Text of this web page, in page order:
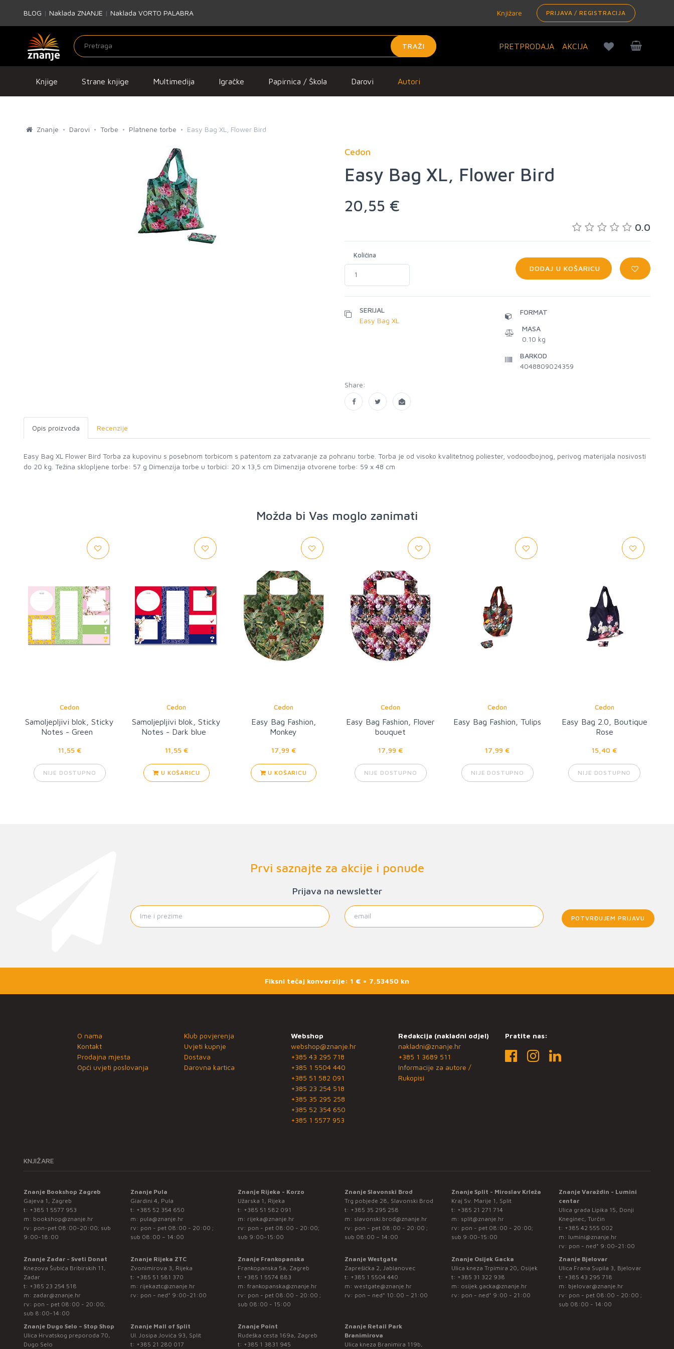
BLOG | Naklada ZNANJE | Naklada VORTO PALABRA Knjižare PRIJAVA / REGISTRACIJA
TRAŽI PRETPRODAJA AKCIJA
Knjige Strane knjige Multimedija Igračke Papirnica / Škola Darovi Autori
Znanje Darovi Torbe Platnene torbe Easy Bag XL, Flower Bird
Cedon
Easy Bag XL, Flower Bird
20,55 €
0.0
Količina
DODAJ U KOŠARICU
SERIJAL
Easy Bag XL
FORMAT
MASA
0.10 kg
BARKOD
4048809024359
Share:
Opis proizvoda Recenzije
Easy Bag XL Flower Bird Torba za kupovinu s posebnom torbicom s patentom za zatvaranje za pohranu torbe. Torba je od visoko kvalitetnog poliester, vodoodbojnog, perivog materijala nosivosti
do 20 kg. Težina sklopljene torbe: 57 g Dimenzija torbe u torbici: 20 x 13,5 cm Dimenzija otvorene torbe: 59 x 48 cm
Možda bi Vas moglo zanimati
Cedon
Samoljepljivi blok, Sticky
Notes - Green
11,55 €
NIJE DOSTUPNO
Cedon
Samoljepljivi blok, Sticky
Notes - Dark blue
11,55 €
U KOŠARICU
Cedon
Easy Bag Fashion,
Monkey
17,99 €
U KOŠARICU
Cedon
Easy Bag Fashion, Flover
bouquet
17,99 €
NIJE DOSTUPNO
Cedon
Easy Bag Fashion, Tulips
17,99 €
NIJE DOSTUPNO
Cedon
Easy Bag 2.0, Boutique
Rose
15,40 €
NIJE DOSTUPNO
Prvi saznajte za akcije i ponude
Prijava na newsletter
POTVRĐUJEM PRIJAVU
Fiksni tečaj konverzije: 1 € = 7,53450 kn
O nama
Kontakt
Prodajna mjesta
Opći uvjeti poslovanja
Klub povjerenja
Uvjeti kupnje
Dostava
Darovna kartica
Webshop
webshop@znanje.hr
+385 43 295 718
+385 1 5504 440
+385 51 582 091
+385 23 254 518
+385 35 295 258
+385 52 354 650
+385 1 5577 953
Redakcija (nakladni odjel)
nakladni@znanje.hr
+385 1 3689 511
Informacije za autore /
Rukopisi
Pratite nas:
KNJIŽARE
Znanje Bookshop Zagreb
Gajeva 1, Zagreb
t: +385 1 5577 953
m: bookshop@znanje.hr
rv: pon-pet 08:00-20:00; sub
9:00-18:00
Znanje Pula
Giardini 4, Pula
t: +385 52 354 650
m: pula@znanje.hr
rv: pon - pet 08:00 - 20:00 ;
sub 08:00 – 14:00
Znanje Rijeka - Korzo
Užarska 1, Rijeka
t: +385 51 582 091
m: rijeka@znanje.hr
rv: pon - pet 08:00 - 20:00;
sub 9:00-15:00
Znanje Slavonski Brod
Trg pobjede 28, Slavonski Brod
t: +385 35 295 258
m: slavonski.brod@znanje.hr
rv: pon - pet 08:00 - 20:00 ;
sub 08:00 – 14:00
Znanje Split - Miroslav Krleža
Kraj Sv. Marije 1, Split
t: +385 21 271 714
m: split@znanje.hr
rv: pon - pet 08:00 - 20:00;
sub 9:00-15:00
Znanje Varaždin - Lumini
centar
Ulica grada Lipika 15, Donji
Kneginec, Turčin
t: +385 42 555 002
m: lumini@znanje.hr
rv: pon - ned* 9:00-21:00
Znanje Zadar - Sveti Donat
Knezova Šubića Bribirskih 11,
Zadar
t: +385 23 254 518
m: zadar@znanje.hr
rv: pon - pet 08:00 - 20:00;
sub 8:00-14:00
Znanje Rijeka ZTC
Zvonimirova 3, Rijeka
t: +385 51 581 370
m: rijekaztc@znanje.hr
rv: pon - ned* 9:00-21:00
Znanje Frankopanska
Frankopanska 5a, Zagreb
t: +385 1 5574 883
m: frankopanska@znanje.hr
rv: pon - pet 08:00 - 20:00 ;
sub 08:00 - 15:00
Znanje Westgate
Zaprešićka 2, Jablanovec
t: +385 1 5504 440
m: westgate@znanje.hr
rv: pon – ned* 10:00 – 21:00
Znanje Osijek Gacka
Ulica kneza Trpimira 20, Osijek
t: +385 31 322 938
m: osijek.gacka@znanje.hr
rv: pon - ned* 9:00 - 21:00
Znanje Bjelovar
Ulica Frana Supila 3, Bjelovar
t: +385 43 295 718
m: bjelovar@znanje.hr
rv: pon - pet 08:00 - 20:00 ;
sub 08:00 - 14:00
Znanje Dugo Selo – Stop Shop
Ulica Hrvatskog preporoda 70,
Dugo Selo
Znanje Mall of Split
Ul. Josipa Jovića 93, Split
t: +385 21 280 017
Znanje Point
Rudeška cesta 169a, Zagreb
t: +385 1 3831 945
Znanje Retail Park
Branimirova
Ulica kneza Branimira 119b,